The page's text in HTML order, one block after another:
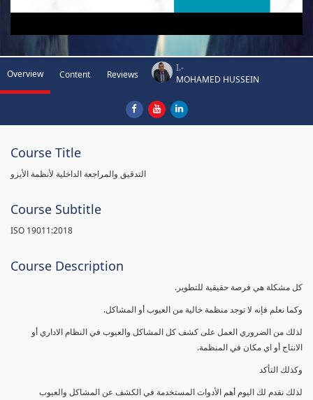
Overview Content Reviews
I.-
MOHAMED HUSSEIN
Course Title
التدقيق والمراجعة الداخلية لأنظمة الأيزو
Course Subtitle
ISO 19011:2018
Course Description
كل مشكلة هي فرصة حقيقية للتطوير.
وكما نعلم فإنه لا توجد منظمة خالية من العيوب أو المشاكل.
لذلك من الضروري العمل على كشف كل المشاكل والعيوب في النظام الاداري أو
الانتاج أو اي مكان في المنظمة.
وكذلك التأكد
لذلك نقدم لك اليوم أهم الأدوات المستخدمة في الكشف عن المشاكل والعيوب